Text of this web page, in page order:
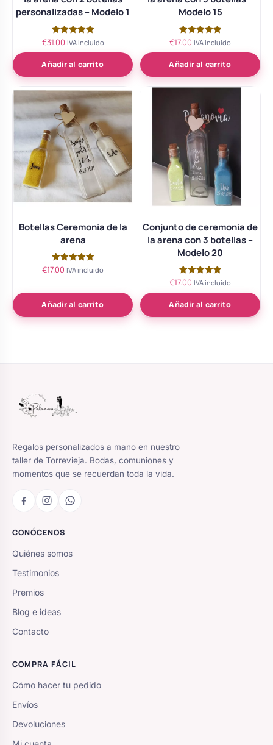
personalizadas – Modelo 1
Valorado
de 5
€31.00 IVA incluido
Añadir al carrito
Modelo 15
Valorado
de 5
€17.00 IVA incluido
Añadir al carrito
Botellas Ceremonia de la
arena
Valorado
€17.00 IVA incluido
Añadir al carrito
Conjunto de ceremonia de
la arena con 3 botellas –
Modelo 20
Valorado
de 5
€17.00 IVA incluido
Añadir al carrito
Regalos personalizados a mano en nuestro
taller de Torrevieja. Bodas, comuniones y
momentos que se recuerdan toda la vida.
CONÓCENOS
Quiénes somos
Testimonios
Premios
Blog e ideas
Contacto
COMPRA FÁCIL
Cómo hacer tu pedido
Envíos
Devoluciones